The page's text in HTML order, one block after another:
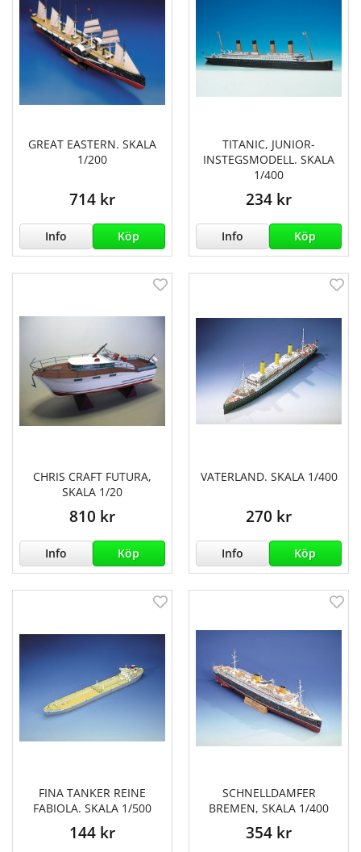
GREAT EASTERN. SKALA
1/200
714 kr
Info Köp
TITANIC, JUNIOR-
INSTEGSMODELL. SKALA
1/400
234 kr
Info Köp
CHRIS CRAFT FUTURA,
SKALA 1/20
810 kr
Info Köp
VATERLAND. SKALA 1/400
270 kr
Info Köp
FINA TANKER REINE
FABIOLA. SKALA 1/500
144 kr
SCHNELLDAMFER
BREMEN, SKALA 1/400
354 kr